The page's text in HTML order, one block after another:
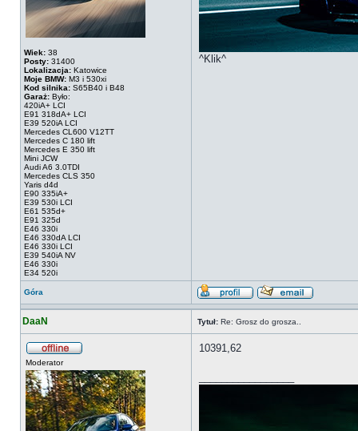
Wiek: 38
Posty: 31400
Lokalizacja: Katowice
Moje BMW: M3 i 530xi
Kod silnika: S65B40 i B48
Garaż: Było:
420iA+ LCI
E91 318dA+ LCI
E39 520iA LCI
Mercedes CL600 V12TT
Mercedes C 180 lift
Mercedes E 350 lift
Mini JCW
Audi A6 3.0TDI
Mercedes CLS 350
Yaris d4d
E90 335iA+
E39 530i LCI
E61 535d+
E91 325d
E46 330i
E46 330dA LCI
E46 330i LCI
E39 540iA NV
E46 330i
E34 520i
^Klik^
Góra
DaaN Tytuł: Re: Grosz do grosza..
Moderator
10391,62